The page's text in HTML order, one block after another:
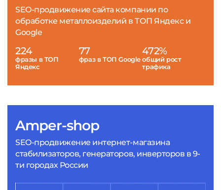
Amper-shop
SEO-продвижение интернет-магазина
стабилизаторов, генераторов, инверторов в 9-
ти городах России
SEO-продвижение сайта компании по
обработке металлоизделий в ТОП Яндекс и
Google
224
фразы в ТОП
Яндекс
77
фраз в ТОП Google
472%
общий рост
трафика